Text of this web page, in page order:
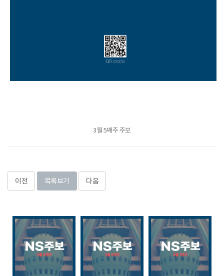
3월 5째주 주보
이전 목록보기 다음